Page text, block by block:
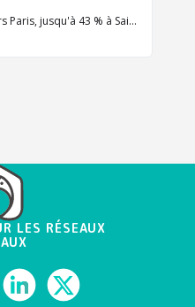
33 % de décote moyenne hors Paris, jusqu'à 43 % à Saint-Étienne. Combien vaut une passoire thermique selon votre ville en 2026 ? Données La Vigie GoFlint.
LES RÉSEAUX